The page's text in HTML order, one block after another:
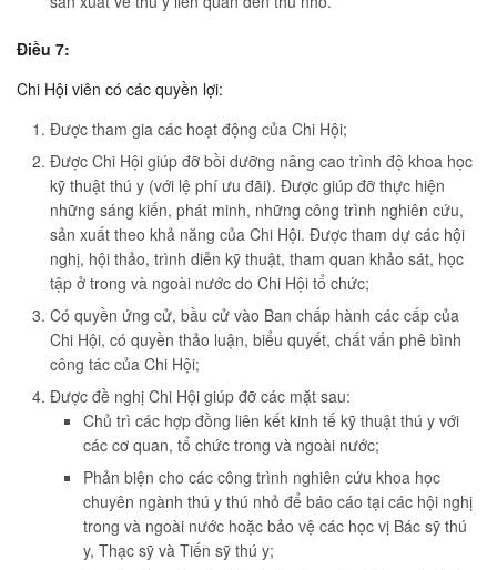
Ðiều 7:
Chi Hội viên có các quyền lợi:
Ðược tham gia các hoạt động của Chi Hội;
Ðược Chi Hội giúp đỡ bồi dưỡng nâng cao trình độ khoa học
kỹ thuật thú y (với lệ phí ưu đãi). Ðược giúp đỡ thực hiện
những sáng kiến, phát minh, những công trình nghiên cứu,
sản xuất theo khả năng của Chi Hội. Ðược tham dự các hội
nghị, hội thảo, trình diễn kỹ thuật, tham quan khảo sát, học
tập ở trong và ngoài nước do Chi Hội tổ chức;
Có quyền ứng cử, bầu cử vào Ban chấp hành các cấp của
Chi Hội, có quyền thảo luận, biểu quyết, chất vấn phê bình
công tác của Chi Hội;
Ðược đề nghị Chi Hội giúp đỡ các mặt sau:
Chủ trì các hợp đồng liên kết kinh tế kỹ thuật thú y với
các cơ quan, tổ chức trong và ngoài nước;
Phản biện cho các công trình nghiên cứu khoa học
chuyên ngành thú y thú nhỏ để báo cáo tại các hội nghị
trong và ngoài nước hoặc bảo vệ các học vị Bác sỹ thú
y, Thạc sỹ và Tiến sỹ thú y;